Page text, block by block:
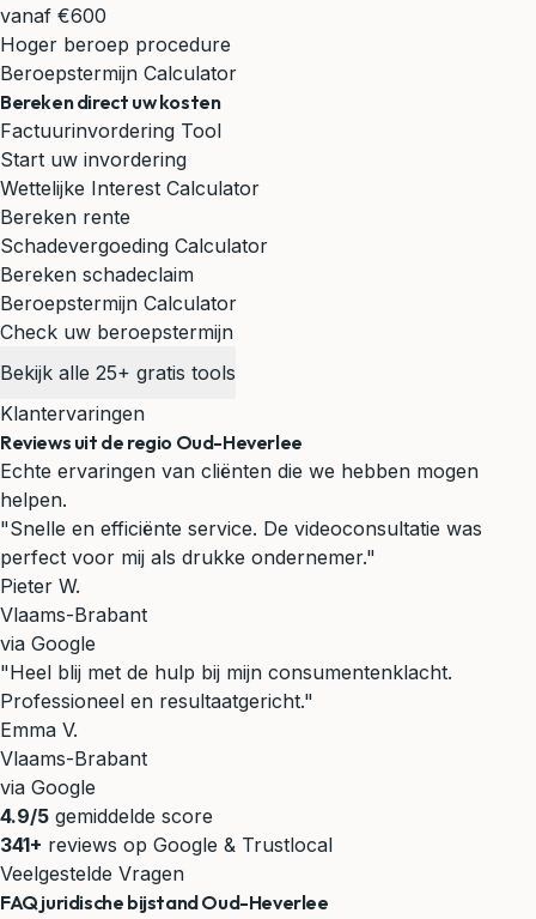
vanaf €600
Hoger beroep procedure
Beroepstermijn Calculator
Bereken direct uw kosten
Factuurinvordering Tool
Start uw invordering
Wettelijke Interest Calculator
Bereken rente
Schadevergoeding Calculator
Bereken schadeclaim
Beroepstermijn Calculator
Check uw beroepstermijn
Bekijk alle 25+ gratis tools
Klantervaringen
Reviews uit de regio Oud-Heverlee
Echte ervaringen van cliënten die we hebben mogen
helpen.
"Snelle en efficiënte service. De videoconsultatie was
perfect voor mij als drukke ondernemer."
Pieter W.
Vlaams-Brabant
via Google
"Heel blij met de hulp bij mijn consumentenklacht.
Professioneel en resultaatgericht."
Emma V.
Vlaams-Brabant
via Google
4.9/5 gemiddelde score
341+ reviews op Google & Trustlocal
Veelgestelde Vragen
FAQ juridische bijstand Oud-Heverlee